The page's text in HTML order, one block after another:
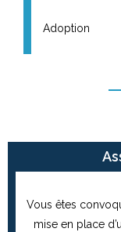
Adoption
Vous êtes
mise en place